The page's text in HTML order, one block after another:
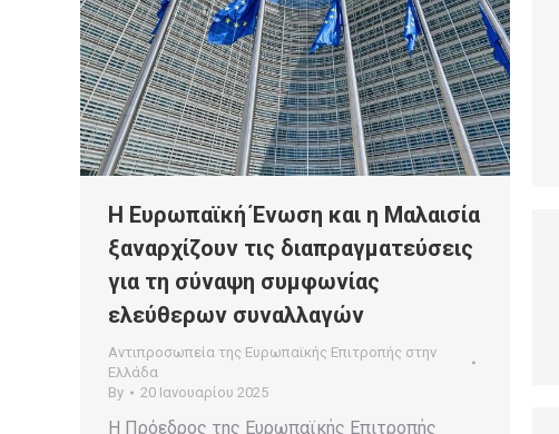
Η Ευρωπαϊκή Ένωση και η Μαλαισία
ξαναρχίζουν τις διαπραγματεύσεις
για τη σύναψη συμφωνίας
ελεύθερων συναλλαγών
Αντιπροσωπεία της Ευρωπαϊκής Επιτροπής στην
Ελλάδα
By
20 Ιανουαρίου 2025
Η Πρόεδρος της Ευρωπαϊκής Επιτροπής